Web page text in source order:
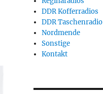
DDR Kofferradios
DDR Taschenradio
Nordmende
Sonstige
Kontakt